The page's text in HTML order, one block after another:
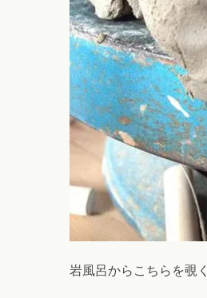
岩風呂からこちらを覗